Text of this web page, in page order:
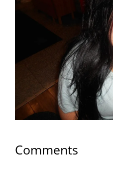
Comments